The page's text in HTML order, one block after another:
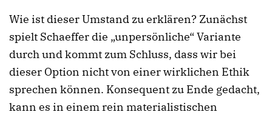
Wie ist dieser Umstand zu erklären? Zunächst
spielt Schaeffer die „unpersönliche“ Variante
durch und kommt zum Schluss, dass wir bei
dieser Option nicht von einer wirklichen Ethik
sprechen können. Konsequent zu Ende gedacht,
kann es in einem rein materialistischen